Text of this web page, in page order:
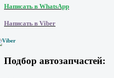
Написать в WhatsApp
Написать в Viber
Подбор автозапчастей: